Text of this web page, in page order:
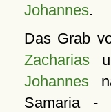
Johannes.
Das Grab
Zacharias
Johannes
Samaria -